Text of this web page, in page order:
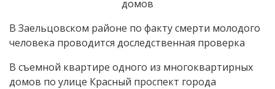
В Заельцовском районе по факту смерти молодого
человека проводится доследственная проверка
В съемной квартире одного из многоквартирных
домов по улице Красный проспект города